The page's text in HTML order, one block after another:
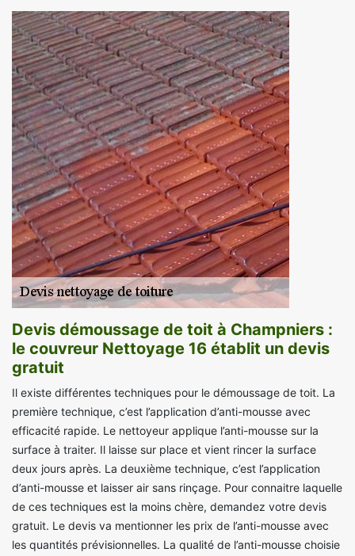
Devis démoussage de toit à Champniers :
le couvreur Nettoyage 16 établit un devis
gratuit
Il existe différentes techniques pour le démoussage de toit. La
première technique, c’est l’application d’anti-mousse avec
efficacité rapide. Le nettoyeur applique l’anti-mousse sur la
surface à traiter. Il laisse sur place et vient rincer la surface
deux jours après. La deuxième technique, c’est l’application
d’anti-mousse et laisser air sans rinçage. Pour connaitre laquelle
de ces techniques est la moins chère, demandez votre devis
gratuit. Le devis va mentionner les prix de l’anti-mousse avec
les quantités prévisionnelles. La qualité de l’anti-mousse choisie